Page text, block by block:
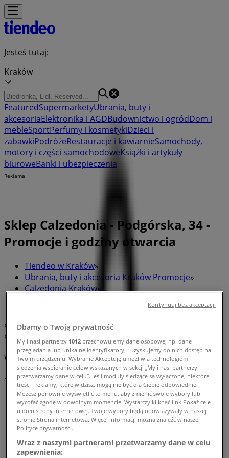
Jesteś tutaj:
Kraków
FeaturedSupermarketyUbrania, buty i
akcesoriaElektronika i AGDBudownictwo i ogródDom i
mebleSportPerfumy i kosmetykiDzieci i
zabawkiPodróżeRestauracje i kawiarnieSamochody,
motory i części samochodoweKsiążki i artykuły
biuroweBanki i ubezpieczenia
Reklama
Sklep Calzedonia - Podgórska, 34 -
Promocje i godziny otwarcia
Tiendeo w Kraków»
Ubrania, buty i akcesoria Kraków Promocje»
Calzedonia Kraków»
Mapa
0048 124331226
Mapa
0048 124331226
Wkrótce opublikujemy oferty Calzedonia
Reklama
Dbamy o Twoją prywatność
My i nasi partnerzy 1012 przechowujemy dane osobowe, np. dane
przeglądania lub unikalne identyfikatory, i uzyskujemy do nich dostęp na
Twoim urządzeniu. Wybranie Akceptuję umożliwia technologiom
śledzenia wspieranie celów wskazanych w sekcji „My i nasi partnerzy
przetwarzamy dane w celu”. Jeśli moduły śledzące są wyłączone, niektóre
treści i reklamy, które widzisz, mogą nie być dla Ciebie odpowiednie.
Możesz ponownie wyświetlić to menu, aby zmienić swoje wybory lub
wycofać zgodę w dowolnym momencie. Wystarczy kliknąć link Pokaż cele
u dołu strony internetowej. Twoje wybory będą obowiązywały w naszej
stronie Strona internetowa. Więcej informacji można znaleźć w naszej
Polityce prywatności.
Wraz z naszymi partnerami przetwarzamy dane w celu
zapewnienia:
Kontynuuj bez akceptacji